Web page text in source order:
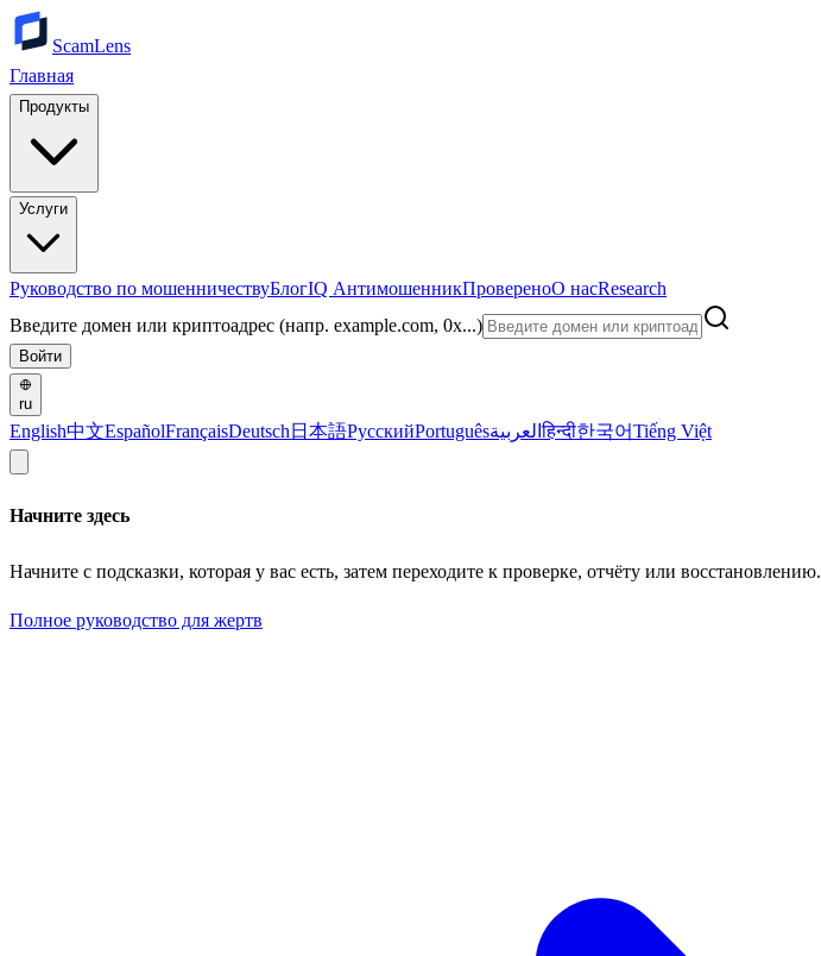
ScamLens
Главная
Продукты
Услуги
Руководство по мошенничествуБлогIQ АнтимошенникПровереноО насResearch
Введите домен или криптоадрес (напр. example.com, 0x...)
Войти
ru
English中文EspañolFrançaisDeutsch 日本語РусскийPortuguêsالعربيةहिन्दी한국어Tiếng Việt
Начните здесь
Начните с подсказки, которая у вас есть, затем переходите к проверке, отчёту или восстановлению.
Полное руководство для жертв